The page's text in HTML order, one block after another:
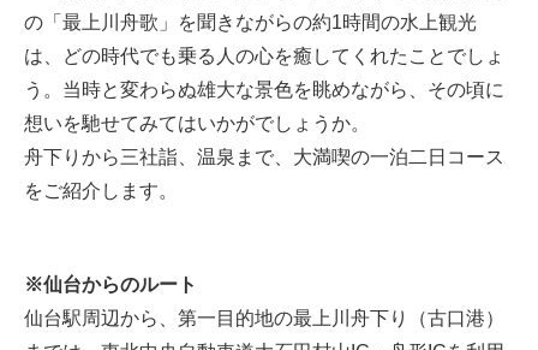
の「最上川舟歌」を聞きながらの約1時間の水上観光
は、どの時代でも乗る人の心を癒してくれたことでしょ
う。当時と変わらぬ雄大な景色を眺めながら、その頃に
想いを馳せてみてはいかがでしょうか。
舟下りから三社詣、温泉まで、大満喫の一泊二日コース
をご紹介します。
※仙台からのルート
仙台駅周辺から、第一目的地の最上川舟下り（古口港）